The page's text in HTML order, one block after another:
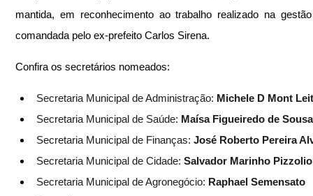
mantida, em reconhecimento ao trabalho realizado na
comandada pelo ex-prefeito Carlos Sirena.
Confira os secretários nomeados:
Secretaria Municipal de Administração: Michele D Mont
Secretaria Municipal de Saúde: Maísa Figueiredo de Sousa
Secretaria Municipal de Finanças: José Roberto Pereira
Secretaria Municipal de Cidade: Salvador Marinho
Secretaria Municipal de Agronegócio: Raphael Semensato